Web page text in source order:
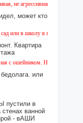
Кто видел, сообщите,
может кто
в школу в город ? возьмите
Квартира
Найдена в районе 6
или
пустили в
ванной
- вАШИ